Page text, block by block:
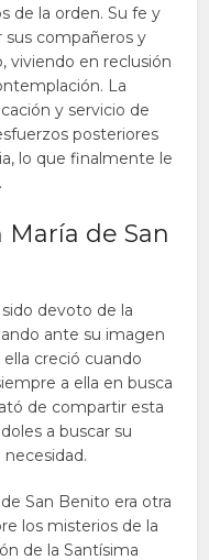
de la orden. Su fe y
sus compañeros y
viviendo en reclusión
La
y servicio de
posteriores
lo que finalmente le
de San
devoto de la
ante su imagen
creció cuando
a ella en busca
de compartir esta
a buscar su
San Benito era otra
los misterios de la
de la Santísima